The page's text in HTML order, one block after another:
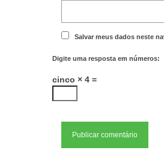
Salvar meus dados neste
Digite uma resposta em números:
cinco × 4 =